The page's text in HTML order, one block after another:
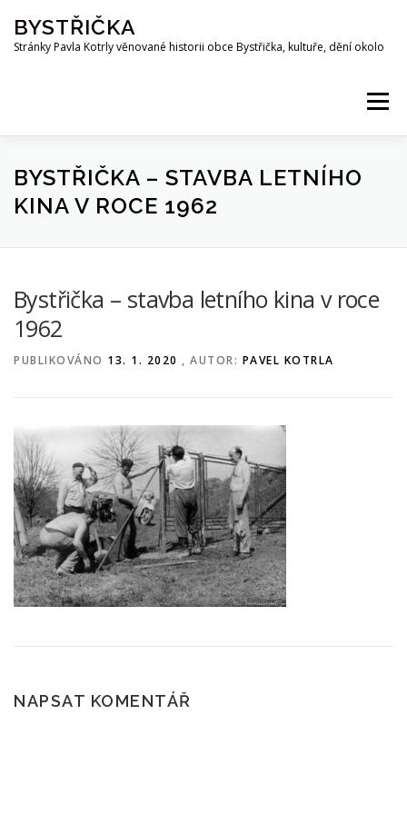
obsah
BYSTŘIČKA
Stránky Pavla Kotrly věnované historii obce Bystřička, kultuře, dění okolo
Menu
AKTUALITY HISTORIE PŘEHRADA BYSTŘIČKA
KE STAŽENÍ KOTRLA.COM ROZHLAS
ČTENÍ A POVĚSTI SKÁLY
ROUBENÉ STAVBY KAM NA VÝLET?
BYSTŘIČKA – STAVBA LETNÍHO
KINA V ROCE 1962
Bystřička – stavba letního kina v roce
1962
PUBLIKOVÁNO 13. 1. 2020 , AUTOR: PAVEL KOTRLA
NAPSAT KOMENTÁŘ